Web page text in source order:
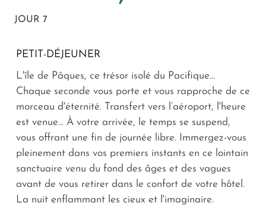
JOUR 7
PETIT-DÉJEUNER
L'île de Pâques, ce trésor isolé du Pacifique...
Chaque seconde vous porte et vous rapproche de ce
morceau d'éternité. Transfert vers l’aéroport, l'heure
est venue... À votre arrivée, le temps se suspend,
vous offrant une fin de journée libre. Immergez-vous
pleinement dans vos premiers instants en ce lointain
sanctuaire venu du fond des âges et des vagues
avant de vous retirer dans le confort de votre hôtel.
La nuit enflammant les cieux et l'imaginaire.